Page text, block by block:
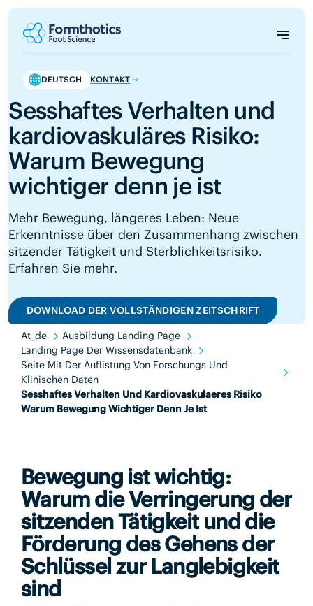
DEUTSCH KONTAKT
Sesshaftes Verhalten und
kardiovaskuläres Risiko:
Warum Bewegung
wichtiger denn je ist
Mehr Bewegung, längeres Leben: Neue
Erkenntnisse über den Zusammenhang zwischen
sitzender Tätigkeit und Sterblichkeitsrisiko.
Erfahren Sie mehr.
DOWNLOAD DER VOLLSTÄNDIGEN ZEITSCHRIFT
At_de
Ausbildung Landing Page
Landing Page Der Wissensdatenbank
Seite Mit Der Auflistung Von Forschungs Und
Klinischen Daten
Sesshaftes Verhalten Und Kardiovaskulaeres Risiko
Warum Bewegung Wichtiger Denn Je Ist
Bewegung ist wichtig:
Warum die Verringerung der
sitzenden Tätigkeit und die
Förderung des Gehens der
Schlüssel zur Langlebigkeit
sind